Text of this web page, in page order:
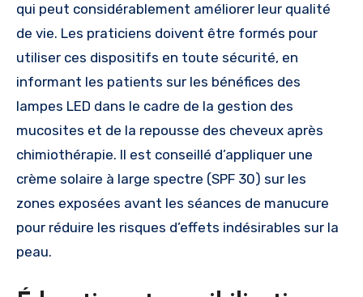
qui peut considérablement améliorer leur qualité
de vie. Les praticiens doivent être formés pour
utiliser ces dispositifs en toute sécurité, en
informant les patients sur les bénéfices des
lampes LED dans le cadre de la gestion des
mucosites et de la repousse des cheveux après
chimiothérapie. Il est conseillé d’appliquer une
crème solaire à large spectre (SPF 30) sur les
zones exposées avant les séances de manucure
pour réduire les risques d’effets indésirables sur la
peau.